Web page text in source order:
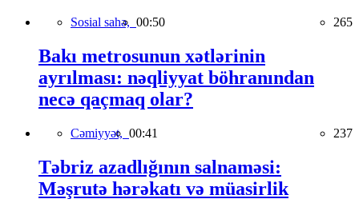
Sosial sahə, 00:50 265
Bakı metrosunun xətlərinin
ayrılması: nəqliyyat böhranından
necə qaçmaq olar?
Cəmiyyət, 00:41 237
Təbriz azadlığının salnaməsi:
Məşrutə hərəkatı və müasirlik